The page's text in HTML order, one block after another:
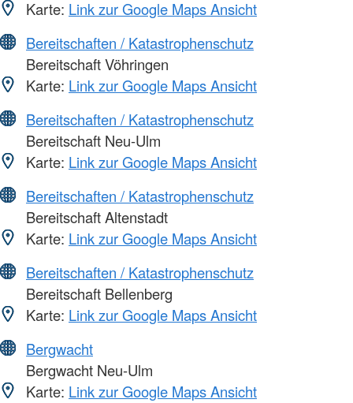
Karte: Link zur Google Maps Ansicht
Bereitschaften / Katastrophenschutz
Bereitschaft Vöhringen
Karte: Link zur Google Maps Ansicht
Bereitschaften / Katastrophenschutz
Bereitschaft Neu-Ulm
Karte: Link zur Google Maps Ansicht
Bereitschaften / Katastrophenschutz
Bereitschaft Altenstadt
Karte: Link zur Google Maps Ansicht
Bereitschaften / Katastrophenschutz
Bereitschaft Bellenberg
Karte: Link zur Google Maps Ansicht
Bergwacht
Bergwacht Neu-Ulm
Karte: Link zur Google Maps Ansicht